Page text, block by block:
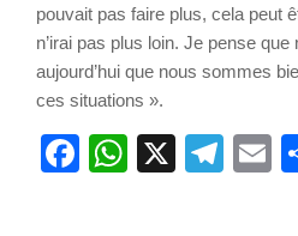
pouvait pas faire plus, cela peut
n’irai pas plus loin. Je pense
aujourd’hui que nous sommes
ces situations ».
Facebook
X